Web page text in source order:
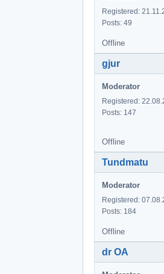
Registered:
Posts: 49
Offline
gjur
Moderator
Registered:
Posts: 147
Offline
Tundmatu
Moderator
Registered:
Posts: 184
Offline
dr OA